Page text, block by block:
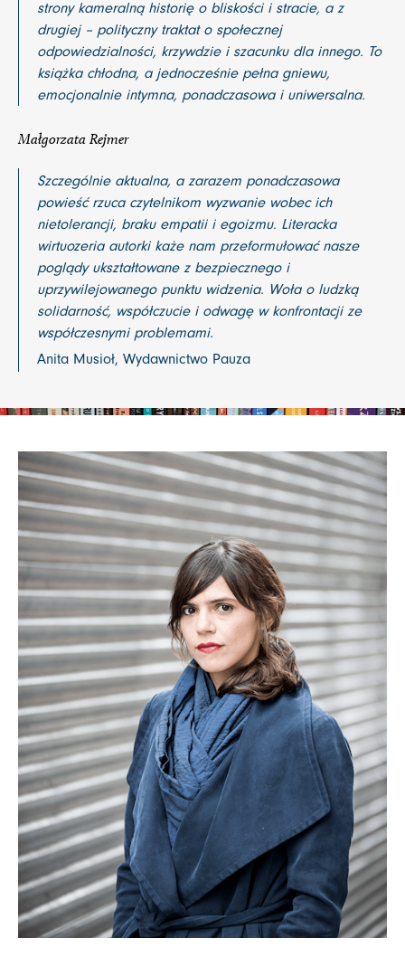
strony kameralną historię o bliskości i stracie, a z
drugiej – polityczny traktat o społecznej
odpowiedzialności, krzywdzie i szacunku dla innego. To
książka chłodna, a jednocześnie pełna gniewu,
emocjonalnie intymna, ponadczasowa i uniwersalna.
Małgorzata Rejmer
Szczególnie aktualna, a zarazem ponadczasowa
powieść rzuca czytelnikom wyzwanie wobec ich
nietolerancji, braku empatii i egoizmu. Literacka
wirtuozeria autorki każe nam przeformułować nasze
poglądy ukształtowane z bezpiecznego i
uprzywilejowanego punktu widzenia. Woła o ludzką
solidarność, współczucie i odwagę w konfrontacji ze
współczesnymi problemami.
Anita Musioł, Wydawnictwo Pauza